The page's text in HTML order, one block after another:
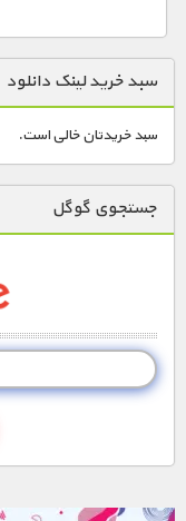
سبد خرید لینک دانلود
سبد خریدتان خالی است.
جستجوی گوگل